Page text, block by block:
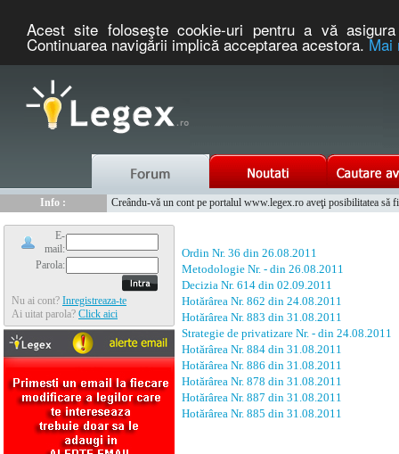
Acest site foloseşte cookie-uri pentru a vă
Continuarea navigării implică acceptarea acestora.Mai
Info :
Creându-vă un cont pe portalul www.legex.ro aveţi posibilitatea să
E-
mail:
Parola:
Nu ai cont? Inregistreaza-te
Ai uitat parola? Click aici
Ordin Nr. 36 din 26.08.2011
Metodologie Nr. - din 26.08.2011
Decizia Nr. 614 din 02.09.2011
Hotărârea Nr. 862 din 24.08.2011
Hotărârea Nr. 883 din 31.08.2011
Strategie de privatizare Nr. - din 24.08.2011
Hotărârea Nr. 884 din 31.08.2011
Hotărârea Nr. 886 din 31.08.2011
Hotărârea Nr. 878 din 31.08.2011
Hotărârea Nr. 887 din 31.08.2011
Hotărârea Nr. 885 din 31.08.2011